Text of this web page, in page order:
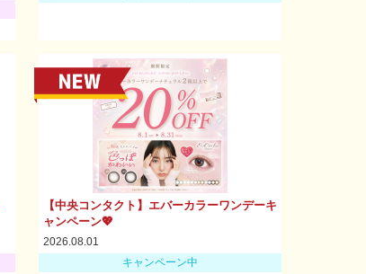
【中央コンタクト】エバーカラーワンデーキ
ャンペーン💖
2026.08.01
キャンペーン中